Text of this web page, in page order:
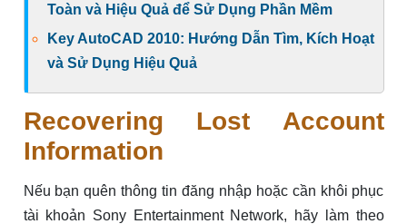
Toàn và Hiệu Quả để Sử Dụng Phần Mềm
Key AutoCAD 2010: Hướng Dẫn Tìm, Kích Hoạt
và Sử Dụng Hiệu Quả
Recovering Lost Account
Information
Nếu bạn quên thông tin đăng nhập hoặc cần khôi phục
tài khoản Sony Entertainment Network, hãy làm theo